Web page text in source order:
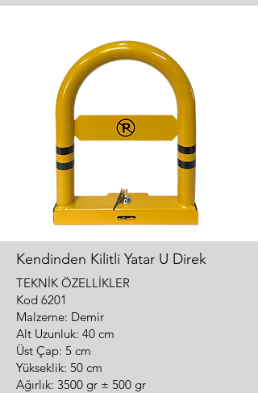
Kendinden Kilitli Yatar U Direk
TEKNİK ÖZELLİKLER
Kod 6201
Malzeme: Demir
Alt Uzunluk: 40 cm
Üst Çap: 5 cm
Yükseklik: 50 cm
Ağırlık: 3500 gr ± 500 gr